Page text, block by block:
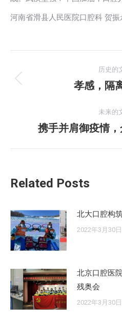
河南省滑县人民医院口腔科 贺振
章
历史的
历
的
文
孝感，隔
未来的
未
携手并肩御疫情
Related Posts
北大口腔构
2022年3月30日
北京口腔医
残奥会
2022年3月30日